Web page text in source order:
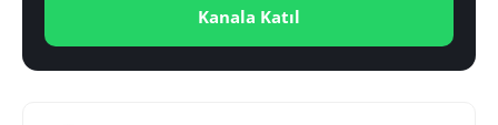
Kanala Katıl